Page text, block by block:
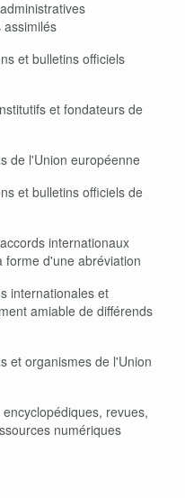
et bulletins officiels
et fondateurs de
de l'Union européenne
et bulletins officiels de
internationaux
forme d'une abréviation
internationales et
amiable de différends
et organismes de l'Union
revues,
numériques